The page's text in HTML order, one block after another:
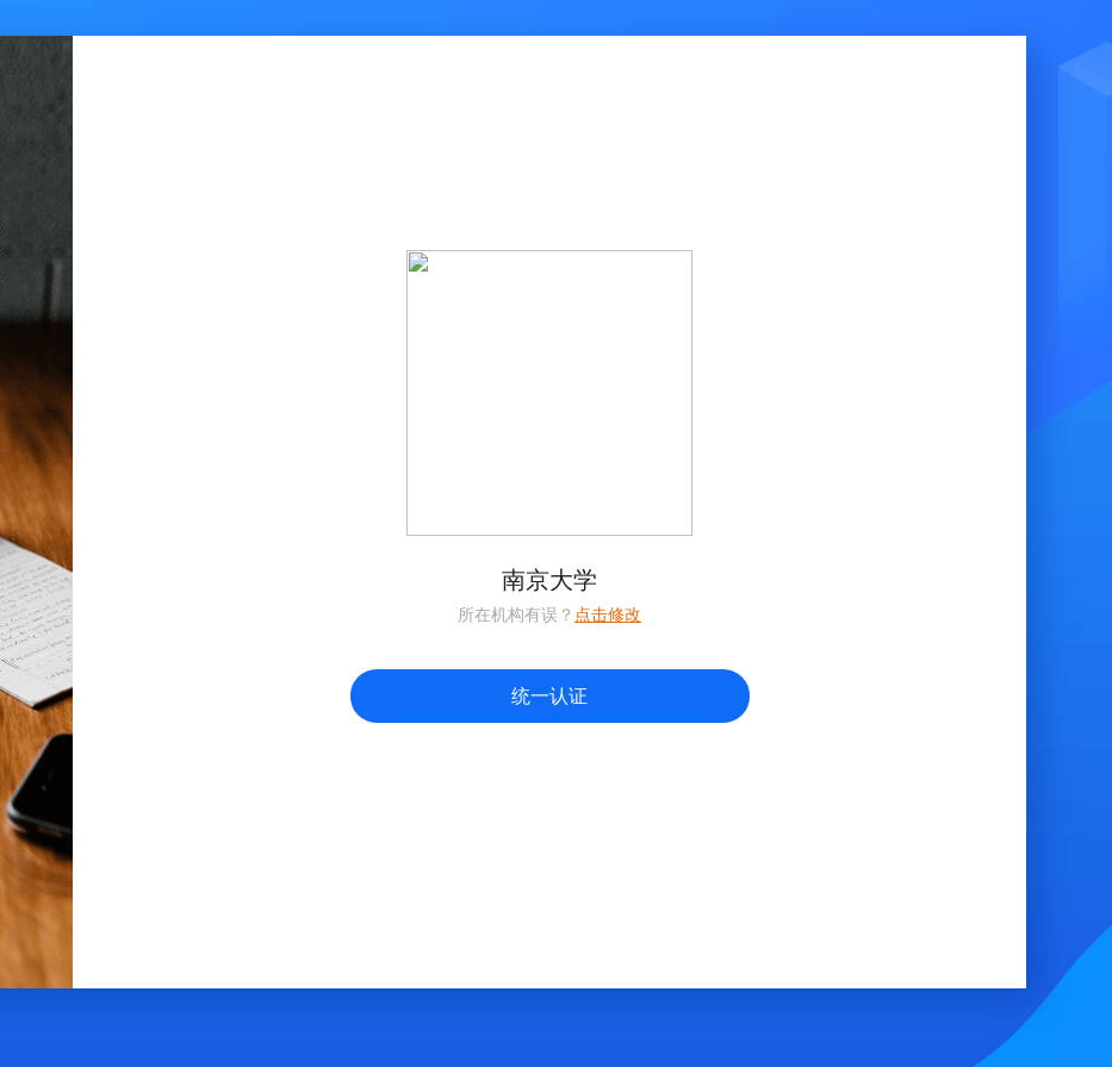
南京大学
所在机构有误？ 点击修改
统一认证